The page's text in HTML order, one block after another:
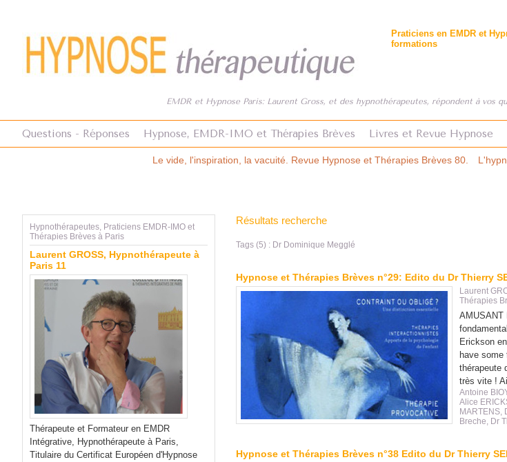
Praticiens en EMDR et
formations
EMDR et Hypnose Paris: Laurent Gross, et des hypnothérapeutes, répondent à vos
Questions - Réponses Hypnose, EMDR-IMO et Thérapies Brèves Livres et Revue Hypnose
Le vide, l'inspiration, la vacuité. Revue Hypnose et Thérapies Brèves 80. L'hypnose et le dormeur éveillé.
Hypnothérapeutes, Praticiens EMDR-IMO et
Thérapies Brèves à Paris
Laurent GROSS, Hypnothérapeute à
Paris 11
Thérapeute et Formateur en EMDR
Intégrative, Hypnothérapeute à Paris,
Titulaire du Certificat Européen d'Hypnose
Résultats recherche
Tags (5) : Dr Dominique Megglé
Hypnose et Thérapies Brèves n°29: Edito du Dr Thierry
Laurent
Thérapies
AMUSANT
Erickson
have
thérapeute
très vite !
Antoine
Alice
MARTENS,
Breche, Dr
Hypnose et Thérapies Brèves n°38 Edito du Dr Thierry